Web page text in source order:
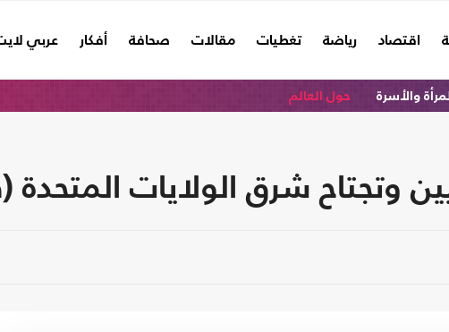
اقتصاد رياضة تغطيات مقالات صحافة أفكار عربي
المرأة والأسرة حول العالم